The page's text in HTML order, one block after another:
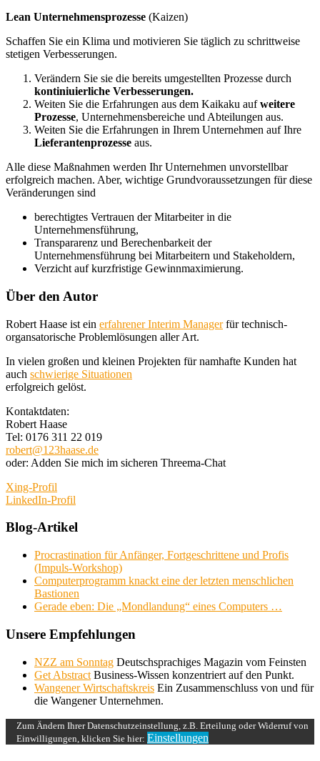
Lean Unternehmensprozesse (Kaizen)
Schaffen Sie ein Klima und motivieren Sie täglich zu schrittweise
stetigen Verbesserungen.
Verändern Sie sie die bereits umgestellten Prozesse durch
kontiniuierliche Verbesserungen.
Weiten Sie die Erfahrungen aus dem Kaikaku aufweitere
Prozesse, Unternehmensbereiche und Abteilungen aus.
Weiten Sie die Erfahrungen in Ihrem Unternehmen auf Ihre
Lieferantenprozesse aus.
Alle diese Maßnahmen werden Ihr Unternehmen unvorstellbar
erfolgreich machen. Aber, wichtige Grundvoraussetzungen für diese
Veränderungen sind
berechtigtes Vertrauen der Mitarbeiter in die
Unternehmensführung,
Transpararenz und Berechenbarkeit der
Unternehmensführung bei Mitarbeitern und Stakeholdern,
Verzicht auf kurzfristige Gewinnmaximierung.
Über den Autor
Robert Haase ist ein erfahrener Interim Managerfür technisch-
organsatorische Problemlösungen aller Art.
In vielen großen und kleinen Projekten für namhafte Kunden hat
auch schwierige Situationen
erfolgreich gelöst.
Kontaktdaten:
Robert Haase
Tel: 0176 311 22 019
robert@123haase.de
oder: Adden Sie mich im sicheren Threema-Chat
Xing-Profil
LinkedIn-Profil
Blog-Artikel
Procrastination für Anfänger, Fortgeschrittene und Profis
(Impuls-Workshop)
Computerprogramm knackt eine der letzten menschlichen
Bastionen
Gerade eben: Die „Mondlandung“ eines Computers …
Unsere Empfehlungen
NZZ am Sonntag Deutschsprachiges Magazin vom Feinsten
Get Abstract Business-Wissen konzentriert auf den Punkt.
Wangener Wirtschaftskreis Ein Zusammenschluss von und für
die Wangener Unternehmen.
Zum Ändern Ihrer Datenschutzeinstellung, z.B. Erteilung oder Widerruf von
Einwilligungen, klicken Sie hier: Einstellungen